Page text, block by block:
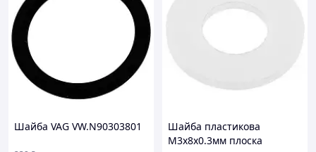
Шайба VAG VW.N90303801
Шайба пластикова
М3х8х0.3мм плоска